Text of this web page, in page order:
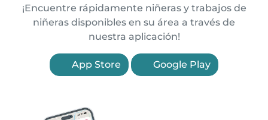
¡Encuentre rápidamente niñeras y trabajos de
niñeras disponibles en su área a través de
nuestra aplicación!
App Store Google Play